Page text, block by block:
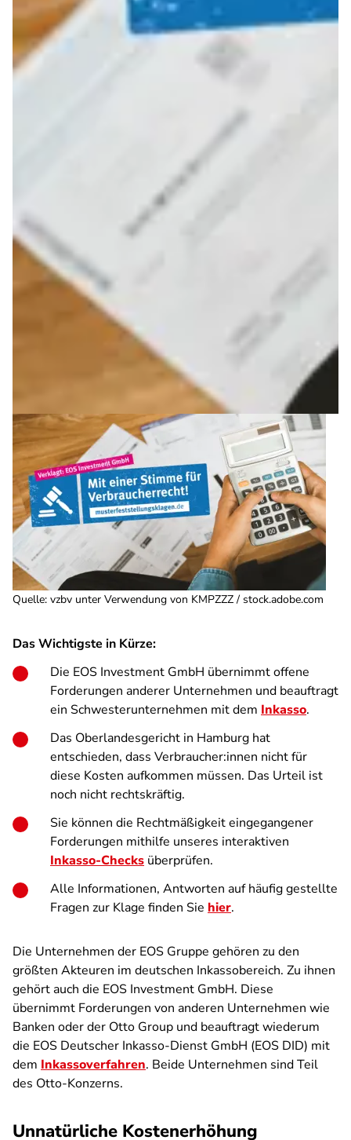
Quelle: vzbv unter Verwendung von KMPZZZ / stock.adobe.com
Das Wichtigste in Kürze:
Die EOS Investment GmbH übernimmt offene
Forderungen anderer Unternehmen und beauftragt
ein Schwesterunternehmen mit dem Inkasso.
Das Oberlandesgericht in Hamburg hat
entschieden, dass Verbraucher:innen nicht für
diese Kosten aufkommen müssen. Das Urteil ist
noch nicht rechtskräftig.
Sie können die Rechtmäßigkeit eingegangener
Forderungen mithilfe unseres interaktiven
Inkasso-Checks überprüfen.
Alle Informationen, Antworten auf häufig gestellte
Fragen zur Klage finden Sie hier.
Die Unternehmen der EOS Gruppe gehören zu den
größten Akteuren im deutschen Inkassobereich. Zu ihnen
gehört auch die EOS Investment GmbH. Diese
übernimmt Forderungen von anderen Unternehmen wie
Banken oder der Otto Group und beauftragt wiederum
die EOS Deutscher Inkasso-Dienst GmbH (EOS DID) mit
dem Inkassoverfahren. Beide Unternehmen sind Teil
des Otto-Konzerns.
Unnatürliche Kostenerhöhung